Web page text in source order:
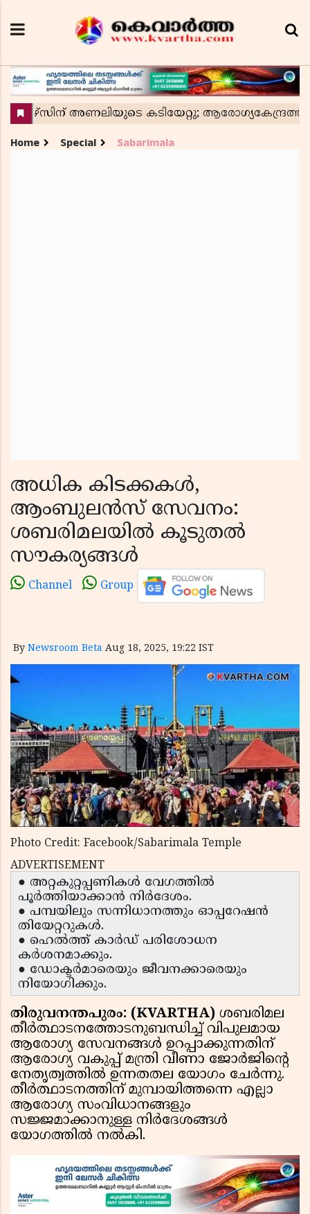
Home Special Sabarimala
അധിക കിടക്കകൾ,
ആംബുലൻസ് സേവനം:
ശബരിമലയിൽ കൂടുതൽ
സൗകര്യങ്ങൾ
Channel Group
By Newsroom Beta Aug 18, 2025, 19:22 IST
Photo Credit: Facebook/Sabarimala Temple
ADVERTISEMENT
● അറ്റകുറ്റപ്പണികൾ വേഗത്തിൽ
പൂർത്തിയാക്കാൻ നിർദേശം.
● പമ്പയിലും സന്നിധാനത്തും ഓപ്പറേഷൻ
തിയേറ്ററുകൾ.
● ഹെൽത്ത് കാർഡ് പരിശോധന
കർശനമാക്കും.
● ഡോക്ടർമാരെയും ജീവനക്കാരെയും
നിയോഗിക്കും.
തിരുവനന്തപുരം: (KVARTHA) ശബരിമല
തീർത്ഥാടനത്തോടനുബന്ധിച്ച് വിപുലമായ
ആരോഗ്യ സേവനങ്ങൾ ഉറപ്പാക്കുന്നതിന്
ആരോഗ്യ വകുപ്പ് മന്ത്രി വീണാ ജോർജിൻ്റെ
നേതൃത്വത്തിൽ ഉന്നതതല യോഗം ചേർന്നു.
തീർത്ഥാടനത്തിന് മുമ്പായിത്തന്നെ എല്ലാ
ആരോഗ്യ സംവിധാനങ്ങളും
സജ്ജമാക്കാനുള്ള നിർദേശങ്ങൾ
യോഗത്തിൽ നൽകി.